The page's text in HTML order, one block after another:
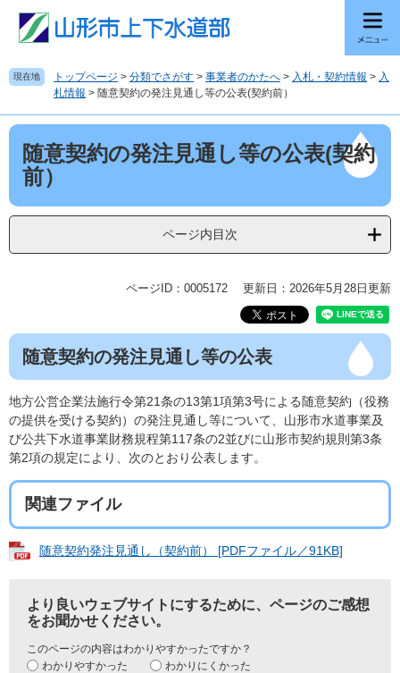
の
先
ー
を
文
へ
現在地 トップページ > 分類でさがす > 事業者のかたへ > 入札・契約情報 > 入
札情報 > 随意契約の発注見通し等の公表(契約前）
本
随意契約の発注見通し等の公表(契約
前）
ページ内目次
ページID：0005172 更新日：2026年5月28日更新
随意契約の発注見通し等の公表
地方公営企業法施行令第21条の13第1項第3号による随意契約（役務
の提供を受ける契約）の発注見通し等について、山形市水道事業及
び公共下水道事業財務規程第117条の2並びに山形市契約規則第3条
第2項の規定により、次のとおり公表します。
関連ファイル
随意契約発注見通し（契約前） [PDFファイル／91KB]
より良いウェブサイトにするために、ページのご感想
をお聞かせください。
このページの内容はわかりやすかったですか？
わかりやすかった
わかりにくかった